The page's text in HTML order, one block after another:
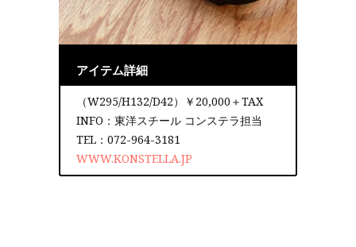
アイテム詳細
（W295/H132/D42）￥20,000＋TAX
INFO：東洋スチール コンステラ担当
TEL：072-964-3181
WWW.KONSTELLA.JP